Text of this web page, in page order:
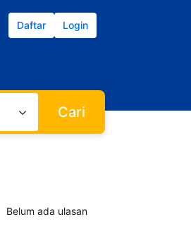
Daftar Login
Cari
Belum ada ulasan